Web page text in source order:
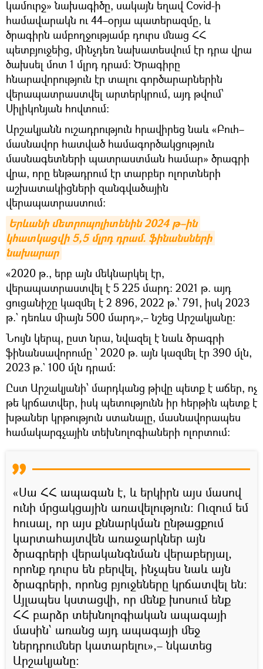
կամուրջ» նախագիծը, սակայն եղավ Covid-ի
համավարակն ու 44–օրյա պատերազմը, և
ծրագիրն ամբողջությամբ դուրս մնաց ՀՀ
պետբյուջեից, մինչդեռ նախատեսվում էր դրա վրա
ծախսել մոտ 1 մլրդ դրամ։ Ծրագիրը
հնարավորություն էր տալու գործարարներին
վերապատրաստվել արտերկրում, այդ թվում՝
Սիլիկոնյան հովտում։
Արշակյանն ուշադրություն հրավիրեց նաև «Բուհ–
մասնավոր հատված համագործակցություն
մասնագետների պատրաստման համար» ծրագրի
վրա, որը ենթադրում էր տարբեր ոլորտների
աշխատակիցների զանգվածային
վերապատրաստում:
Երևանի մետրոպոլիտենին 2024 թ–ին
կհատկացվի 5,5 մլրդ դրամ. ֆինանսների
նախարար
«2020 թ., երբ այն մեկնարկել էր,
վերապատրաստվել է 5 225 մարդ։ 2021 թ. այդ
ցուցանիշը կազմել է 2 896, 2022 թ.՝ 791, իսկ 2023
թ.` դեռևս միայն 500 մարդ»,– նշեց Արշակյանը։
Նույն կերպ, ըստ նրա, նվազել է նաև ծրագրի
ֆինանսավորումը ՝ 2020 թ. այն կազմել էր 390 մլն,
2023 թ.` 100 մլն դրամ։
Ըստ Արշակյանի՝ մարդկանց թիվը պետք է աճեր, ոչ
թե կրճատվեր, իսկ պետությունն իր հերթին պետք է
խթաներ կրթություն ստանալը, մասնավորապես
համակարգչային տեխնոլոգիաների ոլորտում։
«Սա ՀՀ ապագան է, և երկիրն այս մասով
ունի մրցակցային առավելություն։ Ուզում եմ
հուսալ, որ այս քննարկման ընթացքում
կարտահայտվեն առաջարկներ այն
ծրագրերի վերականգնման վերաբերյալ,
որոնք դուրս են բերվել, ինչպես նաև այն
ծրագրերի, որոնց բյուջեները կրճատվել են։
Այլապես կստացվի, որ մենք խոսում ենք
ՀՀ բարձր տեխնոլոգիական ապագայի
մասին՝ առանց այդ ապագայի մեջ
ներդրումներ կատարելու»,– նկատեց
Արշակյանը։